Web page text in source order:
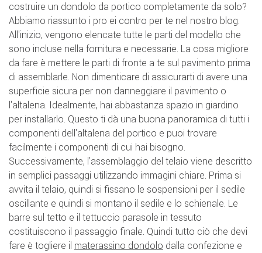
costruire un dondolo da portico completamente da solo?
Abbiamo riassunto i pro ei contro per te nel nostro blog.
All'inizio, vengono elencate tutte le parti del modello che
sono incluse nella fornitura e necessarie. La cosa migliore
da fare è mettere le parti di fronte a te sul pavimento prima
di assemblarle. Non dimenticare di assicurarti di avere una
superficie sicura per non danneggiare il pavimento o
l'altalena. Idealmente, hai abbastanza spazio in giardino
per installarlo. Questo ti dà una buona panoramica di tutti i
componenti dell'altalena del portico e puoi trovare
facilmente i componenti di cui hai bisogno.
Successivamente, l'assemblaggio del telaio viene descritto
in semplici passaggi utilizzando immagini chiare. Prima si
avvita il telaio, quindi si fissano le sospensioni per il sedile
oscillante e quindi si montano il sedile e lo schienale. Le
barre sul tetto e il tettuccio parasole in tessuto
costituiscono il passaggio finale. Quindi tutto ciò che devi
fare è togliere il materassino dondolo dalla confezione e